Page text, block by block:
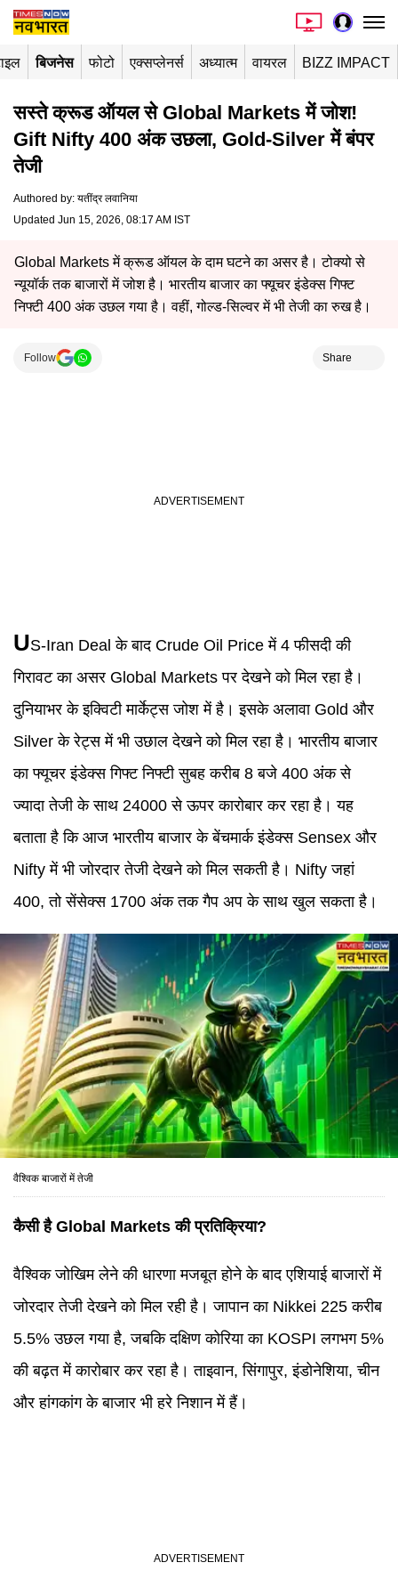
बिजनेस फोटो एक्सप्लेनर्स अध्यात्म वायरल BIZZ IMPACT
सस्ते क्रूड ऑयल से Global Markets में जोश!
Gift Nifty 400 अंक उछला, Gold-Silver में बंपर
तेजी
Authored by: यतींद्र लवानिया
Updated Jun 15, 2026, 08:17 AM IST
Global Markets में क्रूड ऑयल के दाम घटने का असर है। टोक्यो से
न्यूयॉर्क तक बाजारों में जोश है। भारतीय बाजार का फ्यूचर इंडेक्स गिफ्ट
निफ्टी 400 अंक उछल गया है। वहीं, गोल्ड-सिल्वर में भी तेजी का रुख है।
Follow Share
US-Iran Deal के बाद Crude Oil Price में 4 फीसदी की
गिरावट का असर Global Markets पर देखने को मिल रहा है।
दुनियाभर के इक्विटी मार्केट्स जोश में है। इसके अलावा Gold और
Silver के रेट्स में भी उछाल देखने को मिल रहा है। भारतीय बाजार
का फ्यूचर इंडेक्स गिफ्ट निफ्टी सुबह करीब 8 बजे 400 अंक से
ज्यादा तेजी के साथ 24000 से ऊपर कारोबार कर रहा है। यह
बताता है कि आज भारतीय बाजार के बेंचमार्क इंडेक्स Sensex और
Nifty में भी जोरदार तेजी देखने को मिल सकती है। Nifty जहां
400, तो सेंसेक्स 1700 अंक तक गैप अप के साथ खुल सकता है।
वैश्विक बाजारों में तेजी
कैसी है Global Markets की प्रतिक्रिया?
वैश्विक जोखिम लेने की धारणा मजबूत होने के बाद एशियाई बाजारों में
जोरदार तेजी देखने को मिल रही है। जापान का Nikkei 225 करीब
5.5% उछल गया है, जबकि दक्षिण कोरिया का KOSPI लगभग 5%
की बढ़त में कारोबार कर रहा है। ताइवान, सिंगापुर, इंडोनेशिया, चीन
और हांगकांग के बाजार भी हरे निशान में हैं।